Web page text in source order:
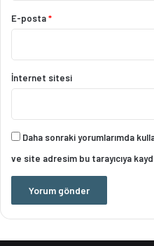
E-posta*
İnternet sitesi
Daha sonraki yorumlarımda
ve site adresim bu tarayıcıya